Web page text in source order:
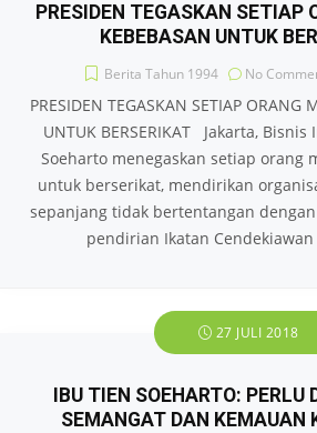
PRESIDEN TEGASKAN SETIAP
KEBEBASAN UNTUK
Berita Tahun 1994 No
PRESIDEN TEGASKAN SETIAP ORANG
UNTUK BERSERIKAT Jakarta,
Soeharto menegaskan setiap orang
untuk berserikat, mendirikan
sepanjang tidak bertentangan
pendirian Ikatan Cendekiawan
27 JULI 2018
IBU TIEN SOEHARTO: PERLU
SEMANGAT DAN KEMAUAN